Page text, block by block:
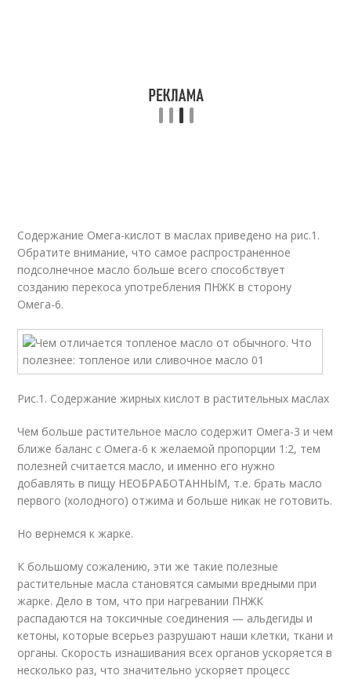
Содержание Омега-кислот в маслах приведено на рис.1.
Обратите внимание, что самое распространенное
подсолнечное масло больше всего способствует
созданию перекоса употребления ПНЖК в сторону
Омега-6.
Рис.1. Содержание жирных кислот в растительных маслах
Чем больше растительное масло содержит Омега-3 и чем
ближе баланс с Омега-6 к желаемой пропорции 1:2, тем
полезней считается масло, и именно его нужно
добавлять в пищу НЕОБРАБОТАННЫМ, т.е. брать масло
первого (холодного) отжима и больше никак не готовить.
Но вернемся к жарке.
К большому сожалению, эти же такие полезные
растительные масла становятся самыми вредными при
жарке. Дело в том, что при нагревании ПНЖК
распадаются на токсичные соединения — альдегиды и
кетоны, которые всерьез разрушают наши клетки, ткани и
органы. Скорость изнашивания всех органов ускоряется в
несколько раз, что значительно ускоряет процесс